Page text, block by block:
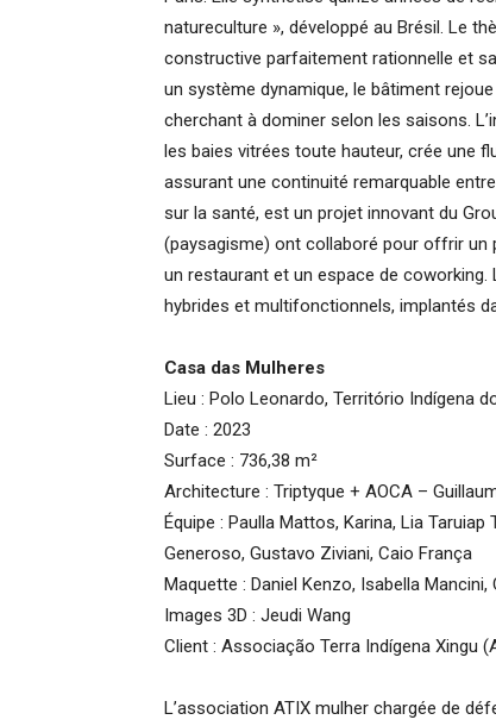
natureculture », développé au Brésil. Le
constructive parfaitement rationnelle et
un système dynamique, le bâtiment
cherchant à dominer selon les saisons.
les baies vitrées toute hauteur, crée une
assurant une continuité remarquable
sur la santé, est un projet innovant du
(paysagisme) ont collaboré pour offrir un
un restaurant et un espace de coworking.
hybrides et multifonctionnels, implantés
Casa das Mulheres
Lieu : Polo Leonardo, Território Indígena
Date : 2023
Surface : 736,38 m²
Architecture : Triptyque + AOCA –
Équipe : Paulla Mattos, Karina, Lia
Generoso, Gustavo Ziviani, Caio França
Maquette : Daniel Kenzo, Isabella Mancini,
Images 3D : Jeudi Wang
Client : Associação Terra Indígena Xingu
L’association ATIX mulher chargée de